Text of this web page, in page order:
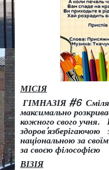
МІСІЯ
ГІМНАЗІЯ #6
максимально
кожного свого учня.
здоров’язберігаючою
національною за
за своєю філософією
ВІЗІЯ